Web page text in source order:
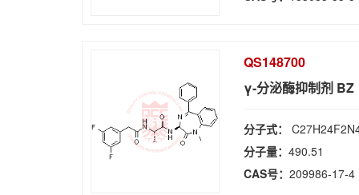
QS148700
γ-分泌酶抑制剂 BZ
分子式：
分子量：490.51
CAS号：209986-17-4